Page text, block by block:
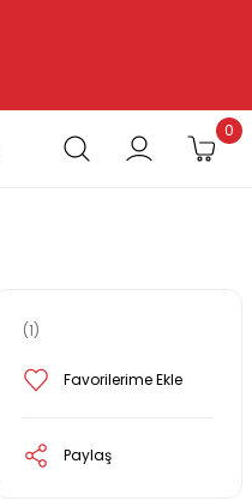
0
(1)
Paylaş